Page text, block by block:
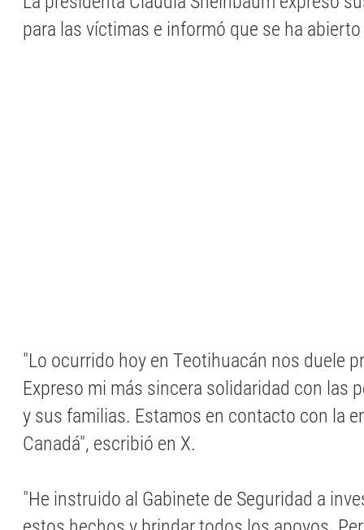
para las víctimas e informó que se ha
"Lo ocurrido hoy en Teotihuacán nos duele
Expreso mi más sincera solidaridad con las
y sus familias. Estamos en contacto con la
Canadá", escribió en X.
"He instruido al Gabinete de Seguridad a